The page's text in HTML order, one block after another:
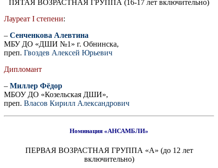
ПЯТАЯ ВОЗРАСТНАЯ ГРУППА (16-17 лет включительно)
Лауреат I степени:
– Сенченкова Алевтина
МБУ ДО «ДШИ №1» г. Обнинска,
преп. Гвоздев Алексей Юрьевич
Дипломант
– Миллер Фёдор
МБОУ ДО «Козельская ДШИ»,
преп. Власов Кирилл Александрович
Номинация «АНСАМБЛИ»
ПЕРВАЯ ВОЗРАСТНАЯ ГРУППА «A» (до 12 лет
включительно)